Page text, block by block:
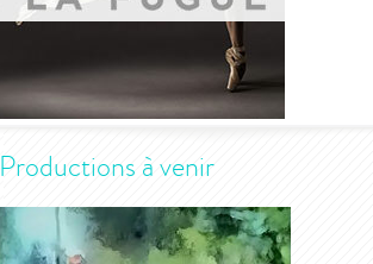
Productions à venir